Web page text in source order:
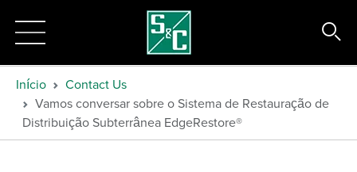
Início
Contact Us
Vamos conversar sobre o Sistema de Restauração de
Distribuição Subterrânea EdgeRestore®